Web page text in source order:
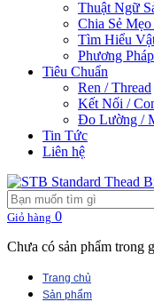
Thuật Ngữ
Chia Sẻ
Tìm Hiểu
Phương
Tiêu Chuẩn
Ren / Thread
Kết Nối /
Đo Lường /
Tin Tức
Liên hệ
Giỏ hàng 0
Chưa có sản phẩm trong
Trang chủ
Sản phẩm